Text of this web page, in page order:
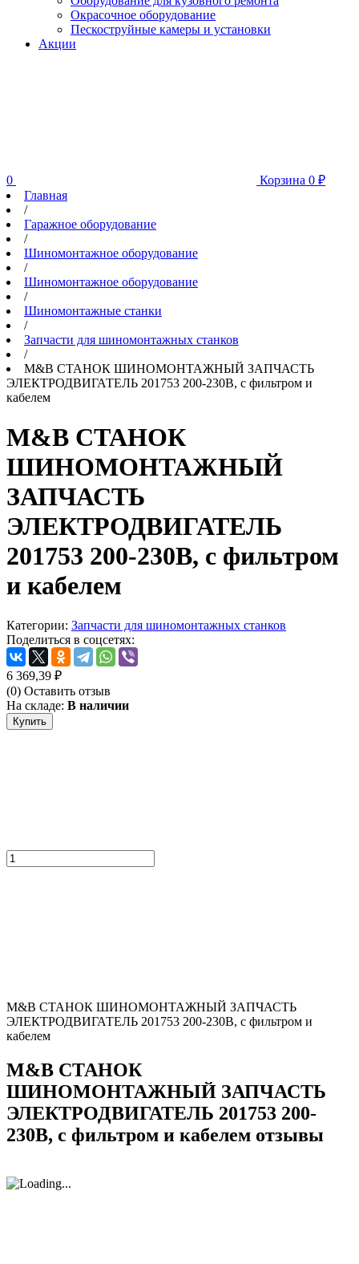
Окрасочное оборудование
Пескоструйные камеры и установки
Акции
0 Корзина 0 ₽
Главная
/
Гаражное оборудование
/
Шиномонтажное оборудование
/
Шиномонтажное оборудование
/
Шиномонтажные станки
/
Запчасти для шиномонтажных станков
/
M&B СТАНОК ШИНОМОНТАЖНЫЙ ЗАПЧАСТЬ
ЭЛЕКТРОДВИГАТЕЛЬ 201753 200-230В, с фильтром и
кабелем
M&B СТАНОК
ШИНОМОНТАЖНЫЙ
ЗАПЧАСТЬ
ЭЛЕКТРОДВИГАТЕЛЬ
201753 200-230В, с фильтром
и кабелем
Категории: Запчасти для шиномонтажных станков
Поделиться в соцсетях:
6 369,39 ₽
(0) Оставить отзыв
На складе: В наличии
Купить
M&B СТАНОК ШИНОМОНТАЖНЫЙ ЗАПЧАСТЬ
ЭЛЕКТРОДВИГАТЕЛЬ 201753 200-230В, с фильтром и
кабелем
M&B СТАНОК
ШИНОМОНТАЖНЫЙ ЗАПЧАСТЬ
ЭЛЕКТРОДВИГАТЕЛЬ 201753 200-
230В, с фильтром и кабелем отзывы